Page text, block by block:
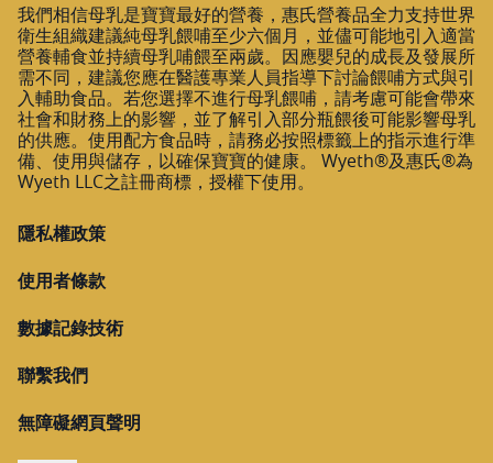
我們相信母乳是寶寶最好的營養，惠氏營養品全力支持世界
衛生組織建議純母乳餵哺至少六個月，並儘可能地引入適當
營養輔食並持續母乳哺餵至兩歲。因應嬰兒的成長及發展所
需不同，建議您應在醫護專業人員指導下討論餵哺方式與引
入輔助食品。若您選擇不進行母乳餵哺，請考慮可能會帶來
社會和財務上的影響，並了解引入部分瓶餵後可能影響母乳
的供應。使用配方食品時，請務必按照標籤上的指示進行準
備、使用與儲存，以確保寶寶的健康。 Wyeth®及惠氏®為
Wyeth LLC之註冊商標，授權下使用。
隱私權政策
使用者條款
數據記錄技術
聯繫我們
無障礙網頁聲明